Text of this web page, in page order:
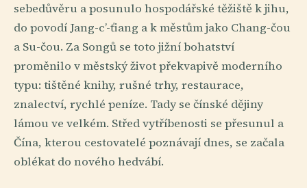
sebedůvěru a posunulo hospodářské těžiště k jihu,
do povodí Jang-c’-ťiang a k městům jako Chang-čou
a Su-čou. Za Songů se toto jižní bohatství
proměnilo v městský život překvapivě moderního
typu: tištěné knihy, rušné trhy, restaurace,
znalectví, rychlé peníze. Tady se čínské dějiny
lámou ve velkém. Střed vytříbenosti se přesunul a
Čína, kterou cestovatelé poznávají dnes, se začala
oblékat do nového hedvábí.